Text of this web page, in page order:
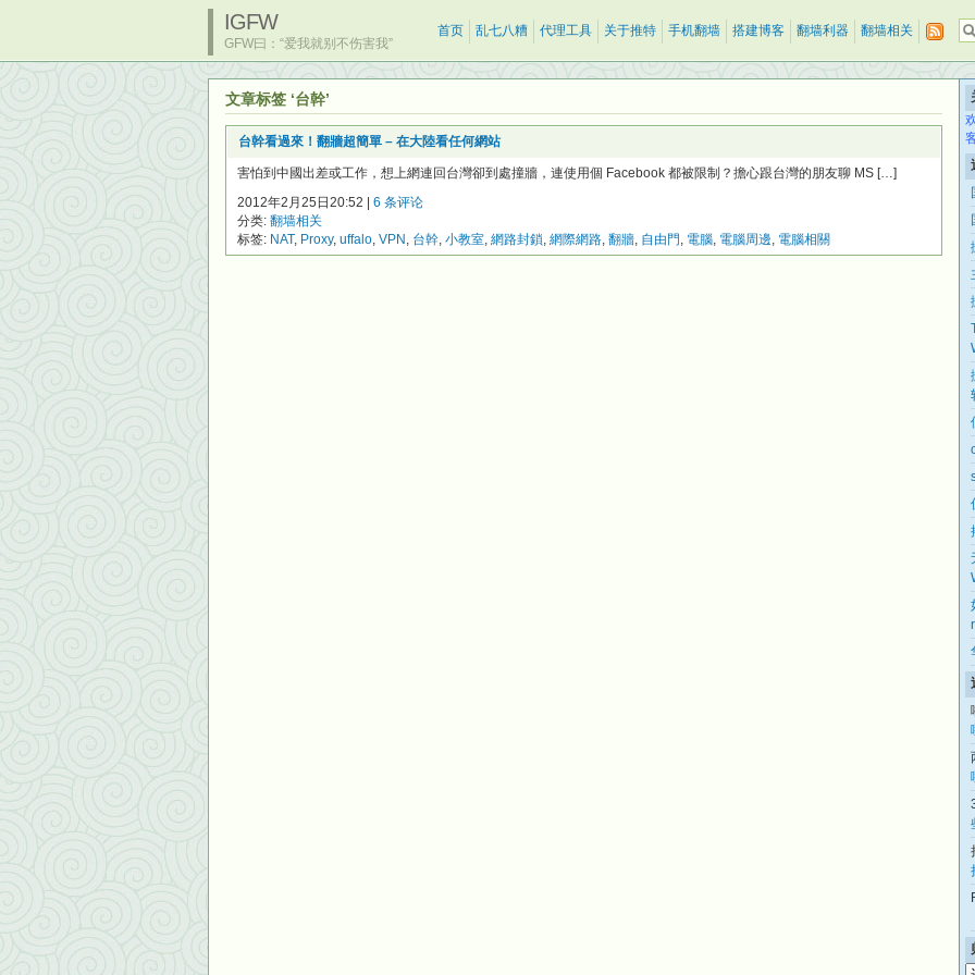
IGFW
GFW曰：“爱我就别不伤害我”
首页 乱七八糟 代理工具 关于推特 手机翻墙 搭建博客 翻墙利器 翻墙相关
文章标签 ‘台幹’
台幹看過來！翻牆超簡單 – 在大陸看任何網站
害怕到中國出差或工作，想上網連回台灣卻到處撞牆，連使用個 Facebook 都被限制？擔心跟台灣的朋友聊 MS […]
2012年2月25日20:52 | 6 条评论
分类: 翻墙相关
标签: NAT, Proxy, uffalo, VPN , 台幹, 小教室, 網路封鎖, 網際網路, 翻牆, 自由門 , 電腦, 電腦周邊, 電腦相關